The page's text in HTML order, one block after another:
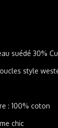
suédé 30%
style
: 100% coton
chic